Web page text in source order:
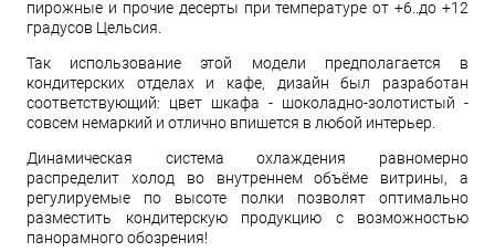
пирожные и прочие десерты при температуре от +6..до +12
градусов Цельсия.
Так использование этой модели предполагается в
кондитерских отделах и кафе, дизайн был разработан
соответствующий: цвет шкафа - шоколадно-золотистый -
совсем немаркий и отлично впишется в любой интерьер.
Динамическая система охлаждения равномерно
распределит холод во внутреннем объёме витрины, а
регулируемые по высоте полки позволят оптимально
разместить кондитерскую продукцию с возможностью
панорамного обозрения!